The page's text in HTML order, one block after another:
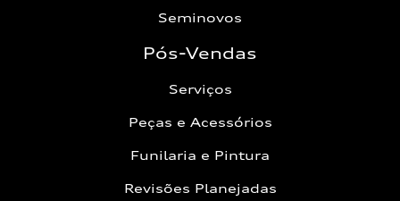
Seminovos
Pós-Vendas
Serviços
Peças e Acessórios
Funilaria e Pintura
Revisões Planejadas